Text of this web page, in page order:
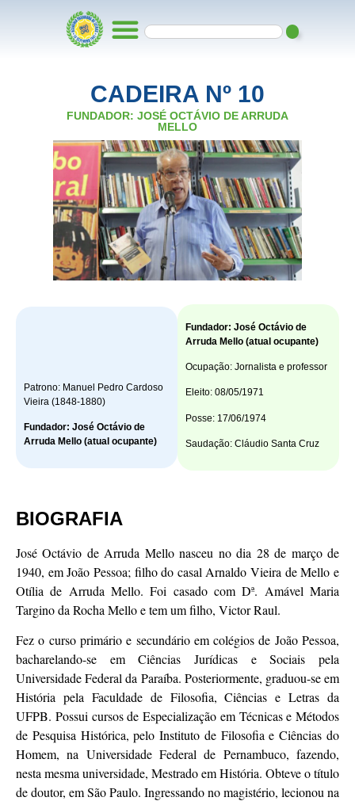
CADEIRA Nº 10
FUNDADOR: JOSÉ OCTÁVIO DE ARRUDA
MELLO
Patrono: Manuel Pedro Cardoso
Vieira (1848-1880)
Fundador: José Octávio de
Arruda Mello (atual ocupante)
Fundador: José Octávio de
Arruda Mello (atual ocupante)
Ocupação: Jornalista e professor
Eleito: 08/05/1971
Posse: 17/06/1974
Saudação: Cláudio Santa Cruz
BIOGRAFIA
José Octávio de Arruda Mello nasceu no dia 28 de março de
1940, em João Pessoa; filho do casal Arnaldo Vieira de Mello e
Otília de Arruda Mello. Foi casado com Dª. Amável Maria
Targino da Rocha Mello e tem um filho, Victor Raul.
Fez o curso primário e secundário em colégios de João Pessoa,
bacharelando-se em Ciências Jurídicas e Sociais pela
Universidade Federal da Paraíba. Posteriormente, graduou-se em
História pela Faculdade de Filosofia, Ciências e Letras da
UFPB. Possui cursos de Especialização em Técnicas e Métodos
de Pesquisa Histórica, pelo Instituto de Filosofia e Ciências do
Homem, na Universidade Federal de Pernambuco, fazendo,
nesta mesma universidade, Mestrado em História. Obteve o título
de doutor, em São Paulo. Ingressando no magistério, lecionou na